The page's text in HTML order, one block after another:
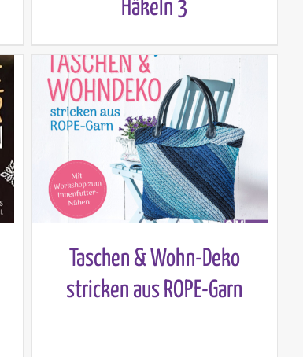
Häkeln 3
Taschen & Wohn-Deko
stricken aus ROPE-Garn